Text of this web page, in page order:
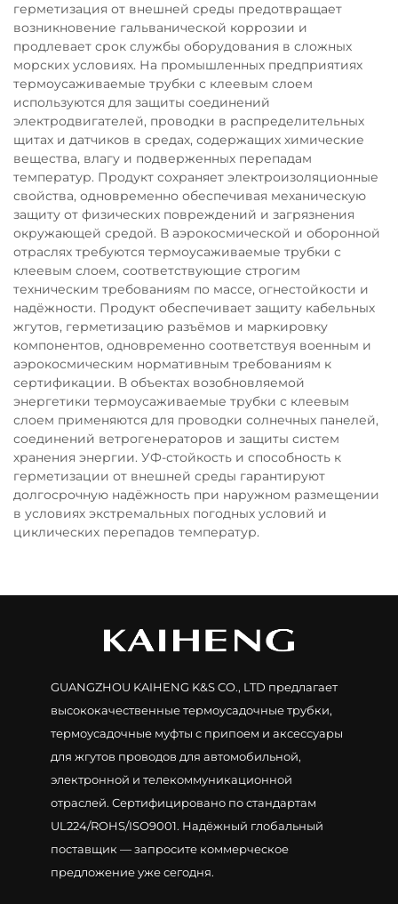
герметизация от внешней среды предотвращает
возникновение гальванической коррозии и
продлевает срок службы оборудования в сложных
морских условиях. На промышленных предприятиях
термоусаживаемые трубки с клеевым слоем
используются для защиты соединений
электродвигателей, проводки в распределительных
щитах и датчиков в средах, содержащих химические
вещества, влагу и подверженных перепадам
температур. Продукт сохраняет электроизоляционные
свойства, одновременно обеспечивая механическую
защиту от физических повреждений и загрязнения
окружающей средой. В аэрокосмической и оборонной
отраслях требуются термоусаживаемые трубки с
клеевым слоем, соответствующие строгим
техническим требованиям по массе, огнестойкости и
надёжности. Продукт обеспечивает защиту кабельных
жгутов, герметизацию разъёмов и маркировку
компонентов, одновременно соответствуя военным и
аэрокосмическим нормативным требованиям к
сертификации. В объектах возобновляемой
энергетики термоусаживаемые трубки с клеевым
слоем применяются для проводки солнечных панелей,
соединений ветрогенераторов и защиты систем
хранения энергии. УФ-стойкость и способность к
герметизации от внешней среды гарантируют
долгосрочную надёжность при наружном размещении
в условиях экстремальных погодных условий и
циклических перепадов температур.
GUANGZHOU KAIHENG K&S CO., LTD предлагает
высококачественные термоусадочные трубки,
термоусадочные муфты с припоем и аксессуары
для жгутов проводов для автомобильной,
электронной и телекоммуникационной
отраслей. Сертифицировано по стандартам
UL224/ROHS/ISO9001. Надёжный глобальный
поставщик — запросите коммерческое
предложение уже сегодня.